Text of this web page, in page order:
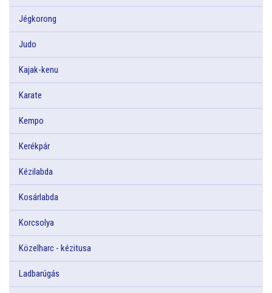
Jégkorong
Judo
Kajak-kenu
Karate
Kempo
Kerékpár
Kézilabda
Kosárlabda
Korcsolya
Közelharc - kézitusa
Ladbarúgás